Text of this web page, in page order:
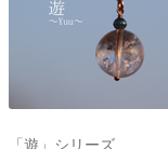
「遊」シリーズ